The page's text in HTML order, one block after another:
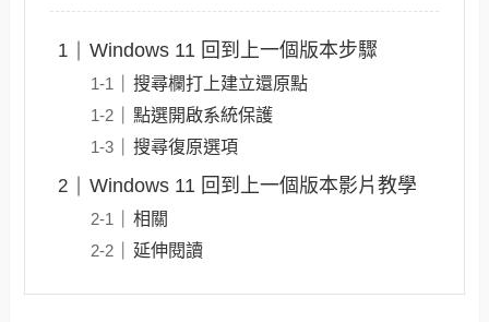
Windows 11 回到上一個版本步驟
搜尋欄打上建立還原點
點選開啟系統保護
搜尋復原選項
Windows 11 回到上一個版本影片教學
相關
延伸閱讀